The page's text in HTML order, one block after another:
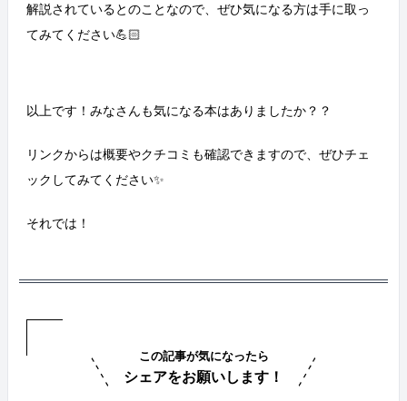
解説されているとのことなので、ぜひ気になる方は手に取っ
てみてください💪🏻
以上です！みなさんも気になる本はありましたか？？
リンクからは概要やクチコミも確認できますので、ぜひチェ
ックしてみてください✨
それでは！
この記事が気になったら
シェアをお願いします！